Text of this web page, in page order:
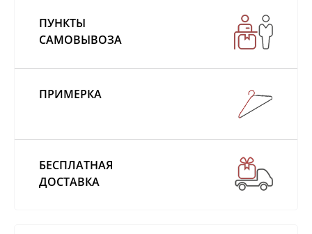
ПУНКТЫ
САМОВЫВОЗА
ПРИМЕРКА
БЕСПЛАТНАЯ
ДОСТАВКА